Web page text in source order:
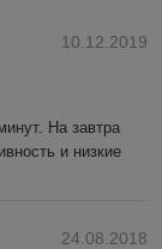
10.12.2019
На завтра
и низкие
24.08.2018